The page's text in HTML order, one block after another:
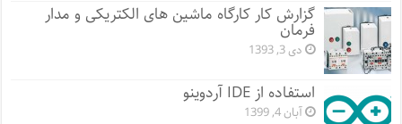
گزارش کار کارگاه ماشین های الکتریکی و مدار
فرمان
دی 3, 1393
استفاده از IDE آردوینو
آبان 4, 1399